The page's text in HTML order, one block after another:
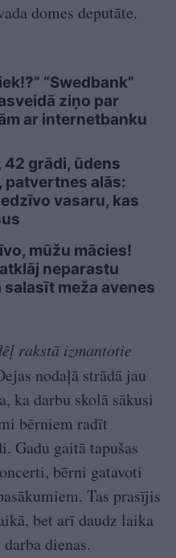
domes deputāte.
“Swedbank”
ziņo par
ar internetbanku
42 grādi, ūdens
patvertnes alās:
vasaru, kas
mūžu mācies!
neparastu
salasīt meža avenes
rakstā izmantotie
nodaļā strādā jau
ka darbu skolā sākusi
bērniem radīt
Gadu gaitā tapušas
bērni gatavoti
Tas prasījis
bet arī daudz laika
dienas.